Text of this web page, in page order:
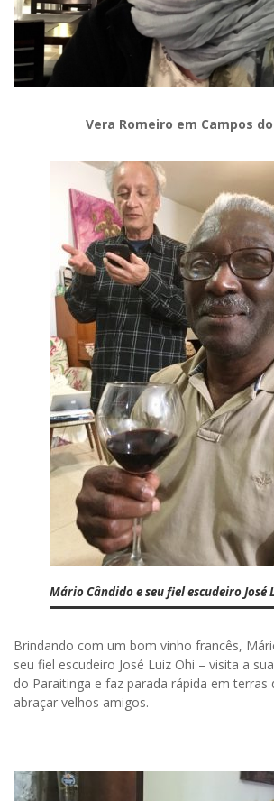
Vera Romeiro em Campos
Mário Cândido e seu fiel escudeiro José
Brindando com um bom vinho francês,
seu fiel escudeiro José Luiz Ohi – visita a
do Paraitinga e faz parada rápida em terras
abraçar velhos amigos.